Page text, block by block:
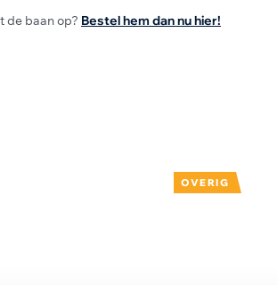
de baan op? Bestel hem dan nu hier!
OVERIG